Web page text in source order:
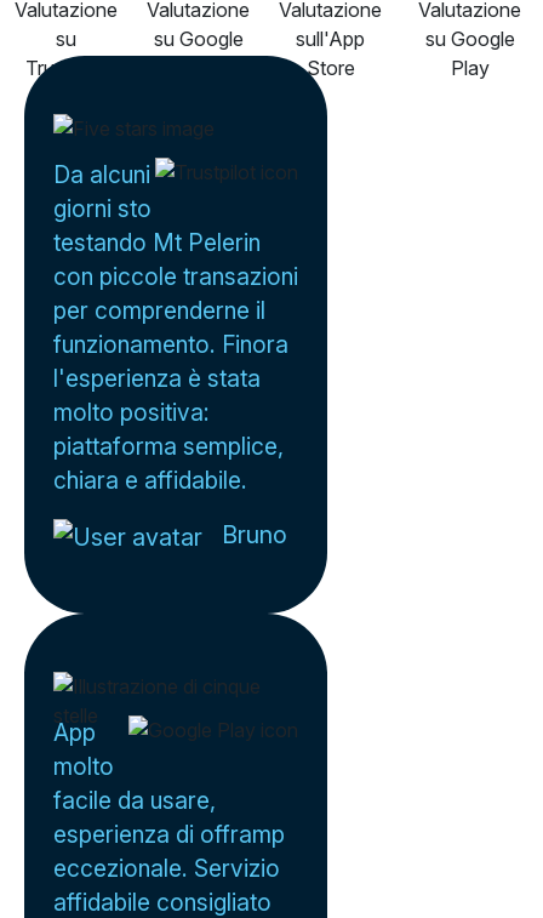
Da alcuni
giorni sto
testando Mt Pelerin
con piccole transazioni
per comprenderne il
funzionamento. Finora
l'esperienza è stata
molto positiva:
piattaforma semplice,
chiara e affidabile.
Bruno
App
molto
facile da usare,
esperienza di offramp
eccezionale. Servizio
affidabile consigliato